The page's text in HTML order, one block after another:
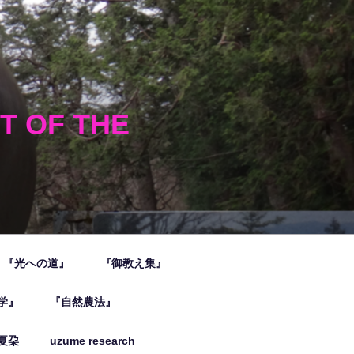
OF THE
『光への道』 『御教え集』
』 『自然農法』
朶 uzume research